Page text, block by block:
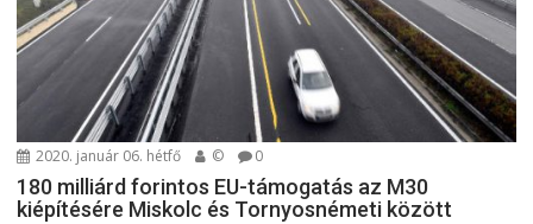
2020. január 06. hétfő © 0
180 milliárd forintos EU-támogatás az M30
kiépítésére Miskolc és Tornyosnémeti között